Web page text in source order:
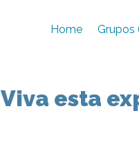
Home Grupos
Viva esta